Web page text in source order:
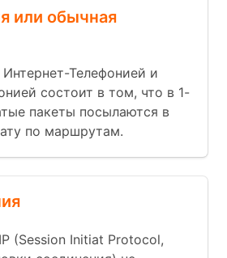
или обычная
Телефонией и
состоит в том, что в 1-
пакеты посылаются в
по маршрутам.
(Session Initiat Protocol,